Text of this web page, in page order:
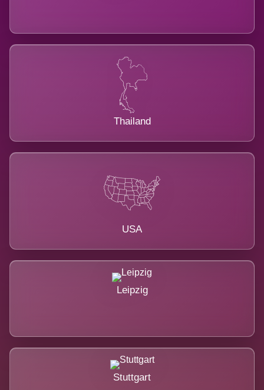
Thailand
USA
Leipzig
Stuttgart